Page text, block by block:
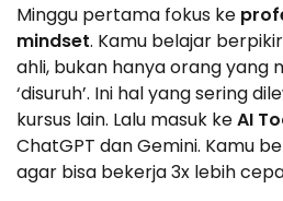
Minggu pertama fokus ke
mindset. Kamu belajar
ahli, bukan hanya orang yang
‘disuruh’. Ini hal yang sering
kursus lain. Lalu masuk keAI
ChatGPT dan Gemini. Kamu
agar bisa bekerja 3x lebih